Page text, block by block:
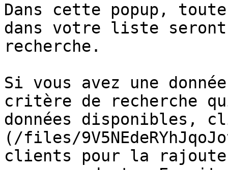
Dans cette popup,
dans votre liste
recherche.
Si vous avez une
critère de recherche
données disponibles,
(/files/
clients pour la